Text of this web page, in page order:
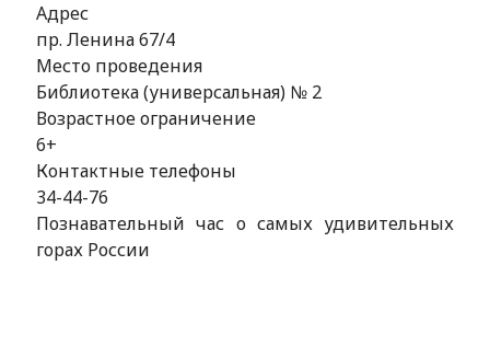
Адрес
пр. Ленина 67/4
Место проведения
Библиотека (универсальная) № 2
Возрастное ограничение
6+
Контактные телефоны
34-44-76
Познавательный час о самых удивительных
горах России